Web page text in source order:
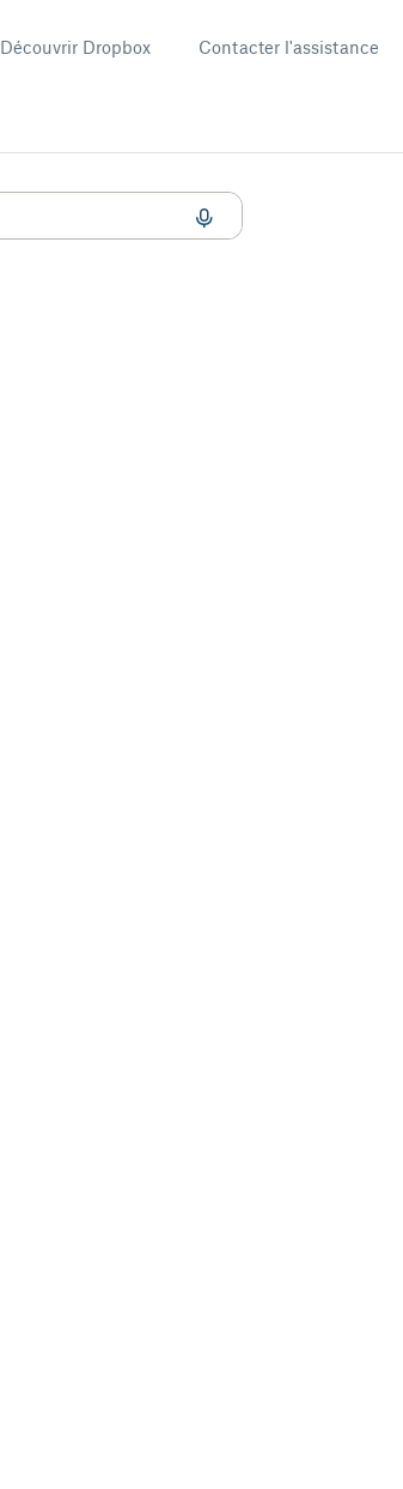
Découvrir Dropbox Contacter l'assistance